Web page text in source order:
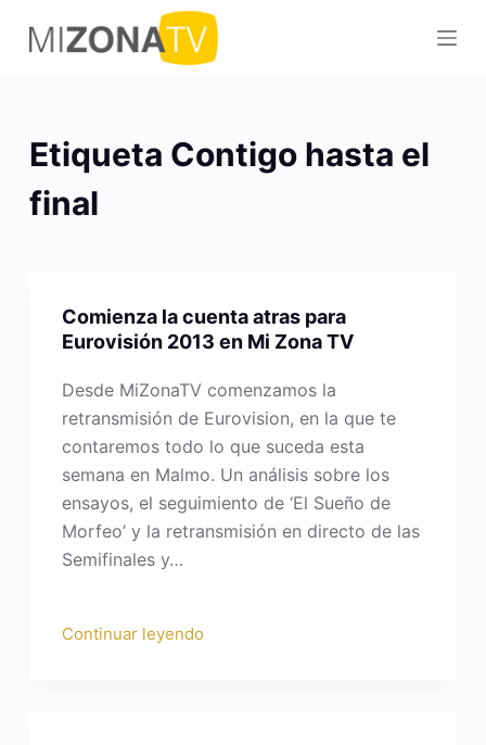
S
a
a
a
Etiqueta Contigo hasta el
final
Comienza la cuenta atras para
Eurovisión 2013 en Mi Zona TV
Desde MiZonaTV comenzamos la
retransmisión de Eurovision, en la que te
contaremos todo lo que suceda esta
semana en Malmo. Un análisis sobre los
ensayos, el seguimiento de ‘El Sueño de
Morfeo’ y la retransmisión en directo de las
Semifinales y…
Continuar leyendo